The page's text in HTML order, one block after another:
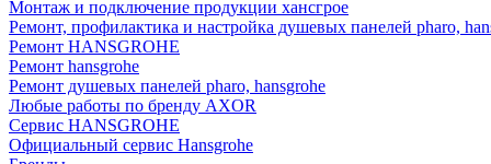
Монтаж и подключение продукции хансгрое
Ремонт, профилактика и настройка душевых панелей pharo,
Ремонт HANSGROHE
Ремонт hansgrohe
Ремонт душевых панелей pharo, hansgrohe
Любые работы по бренду AXOR
Сервис HANSGROHE
Официальный сервис Hansgrohe